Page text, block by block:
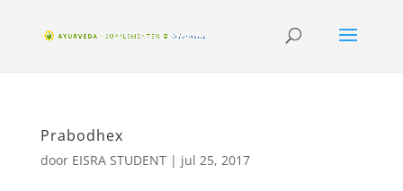
Prabodhex
door EISRA STUDENT| jul 25, 2017